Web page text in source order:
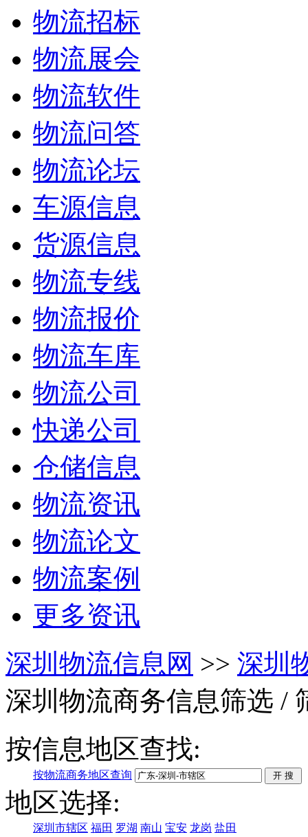
物流招标
物流展会
物流软件
物流问答
物流论坛
车源信息
货源信息
物流专线
物流报价
物流车库
物流公司
快递公司
仓储信息
物流资讯
物流论文
物流案例
更多资讯
深圳物流信息网 >> 深圳
深圳物流商务信息筛选 /
按信息地区查找:
按物流商务地区查询
地区选择:
深圳市辖区 福田 罗湖 南山 宝安 龙岗 盐田